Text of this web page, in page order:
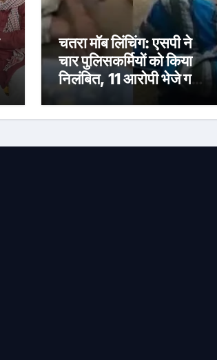
चतरा मॉब लिंचिंग: एसपी ने
चार पुलिसकर्मियों को किया
निलंबित, 11 आरोपी भेजे गए